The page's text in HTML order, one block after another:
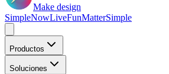
Make design
SimpleNowLiveFunMatterSimple
Productos
Soluciones